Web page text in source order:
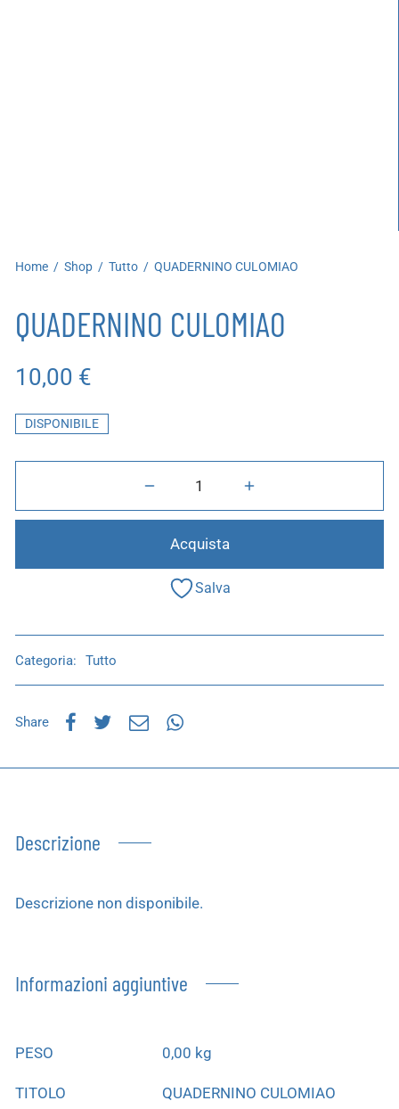
Home / Shop / Tutto / QUADERNINO CULOMIAO
QUADERNINO CULOMIAO
10,00 €
DISPONIBILE
Acquista
Salva
Categoria: Tutto
Share
Descrizione
Descrizione non disponibile.
Informazioni aggiuntive
PESO 0,00 kg
TITOLO QUADERNINO CULOMIAO